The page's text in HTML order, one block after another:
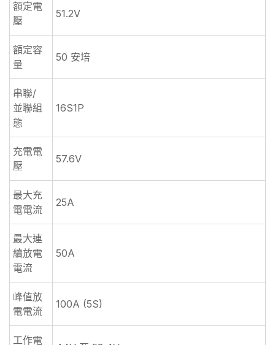
額定電
壓
51.2V
額定容
量
50 安培
串聯/
並聯組
態
16S1P
充電電
壓
57.6V
最大充
電電流
25A
最大連
續放電
電流
50A
峰值放
電電流
100A (5S)
工作電